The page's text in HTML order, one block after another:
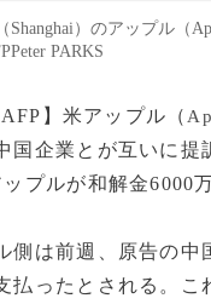
Shanghai）のアップル（
PARKS
AFP】米アップル（
国企業とが互いに提
プルが和解金6000
側は前週、原告の中
払ったとされる。こ